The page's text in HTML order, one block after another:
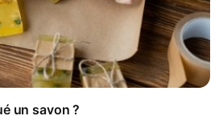
un savon ?